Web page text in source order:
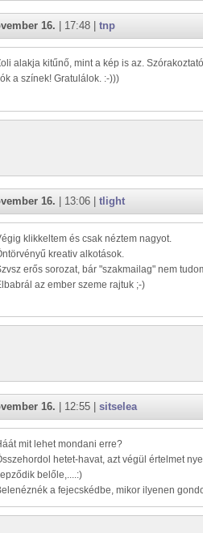
16. | 17:48 | tnp
alakja kitűnő, mint a kép is az.
a színek! Gratulálok. :-)))
16. | 13:06 | tlight
klikkeltem és csak néztem nagyot.
kreativ alkotások.
erős sorozat, bár "szakmailag" nem
az ember szeme rajtuk ;-)
16. | 12:55 | sitselea
mit lehet mondani erre?
hetet-havat, azt végül értelmet
belőle,....:)
a fejecskédbe, mikor ilyenen